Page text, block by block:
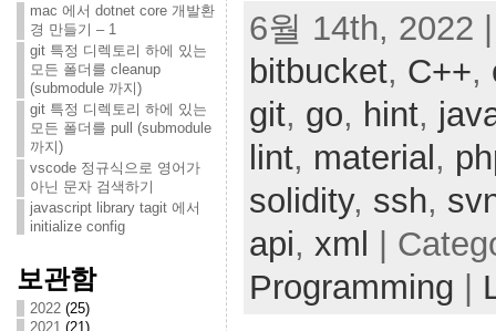
mac 에서 dotnet core 개발환
경 만들기 – 1
git 특정 디렉토리 하에 있는
모든 폴더를 cleanup
(submodule 까지)
git 특정 디렉토리 하에 있는
모든 폴더를 pull (submodule
까지)
vscode 정규식으로 영어가
아닌 문자 검색하기
javascript library tagit 에서
initialize config
보관함
2022(25)
2021(21)
6월 14th, 2022
bitbucket, C++,
git, go, hint,
lint, material ,
solidity, ssh,
api, xml
|
Programming